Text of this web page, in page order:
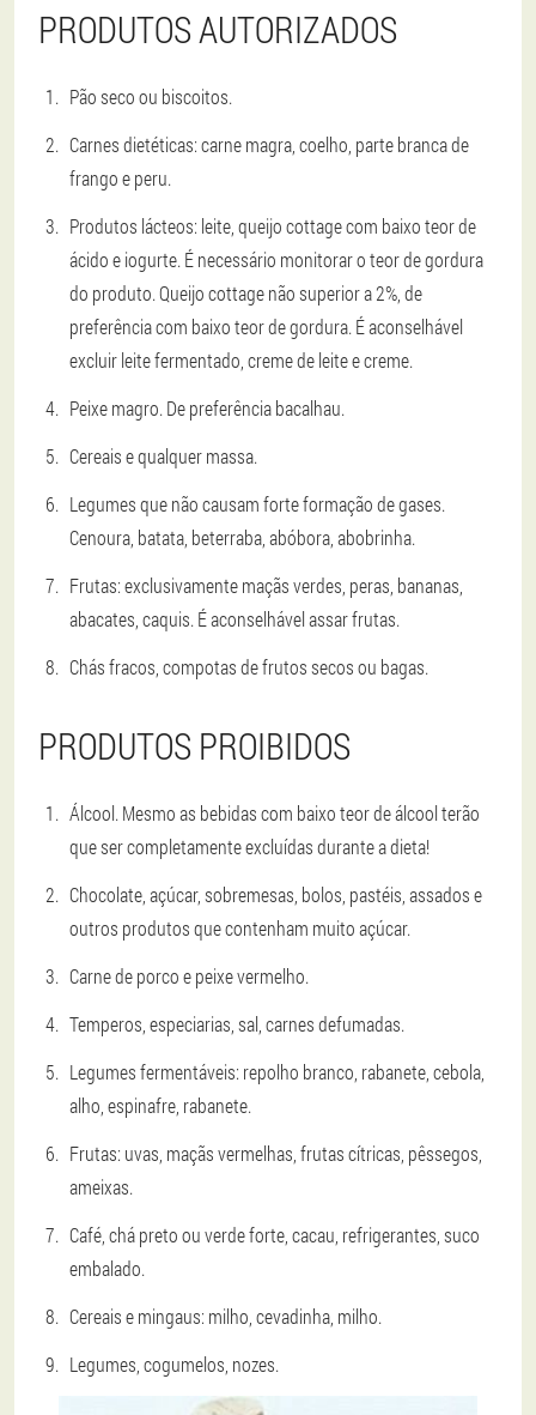
PRODUTOS AUTORIZADOS
Pão seco ou biscoitos.
Carnes dietéticas: carne magra, coelho, parte branca de
frango e peru.
Produtos lácteos: leite, queijo cottage com baixo teor de
ácido e iogurte. É necessário monitorar o teor de gordura
do produto. Queijo cottage não superior a 2%, de
preferência com baixo teor de gordura. É aconselhável
excluir leite fermentado, creme de leite e creme.
Peixe magro. De preferência bacalhau.
Cereais e qualquer massa.
Legumes que não causam forte formação de gases.
Cenoura, batata, beterraba, abóbora, abobrinha.
Frutas: exclusivamente maçãs verdes, peras, bananas,
abacates, caquis. É aconselhável assar frutas.
Chás fracos, compotas de frutos secos ou bagas.
PRODUTOS PROIBIDOS
Álcool. Mesmo as bebidas com baixo teor de álcool terão
que ser completamente excluídas durante a dieta!
Chocolate, açúcar, sobremesas, bolos, pastéis, assados e
outros produtos que contenham muito açúcar.
Carne de porco e peixe vermelho.
Temperos, especiarias, sal, carnes defumadas.
Legumes fermentáveis: repolho branco, rabanete, cebola,
alho, espinafre, rabanete.
Frutas: uvas, maçãs vermelhas, frutas cítricas, pêssegos,
ameixas.
Café, chá preto ou verde forte, cacau, refrigerantes, suco
embalado.
Cereais e mingaus: milho, cevadinha, milho.
Legumes, cogumelos, nozes.